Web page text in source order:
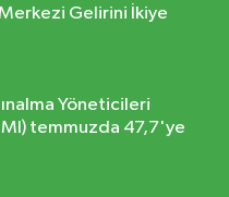
Gelirini İkiye
Yöneticileri
temmuzda 47,7'ye